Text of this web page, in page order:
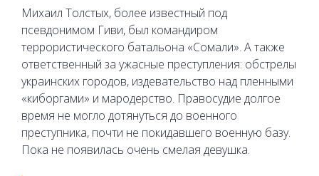
Михаил Толстых, более известный под
псевдонимом Гиви, был командиром
террористического батальона «Сомали». А также
ответственный за ужасные преступления: обстрелы
украинских городов, издевательство над пленными
«киборгами» и мародерство. Правосудие долгое
время не могло дотянуться до военного
преступника, почти не покидавшего военную базу.
Пока не появилась очень смелая девушка.